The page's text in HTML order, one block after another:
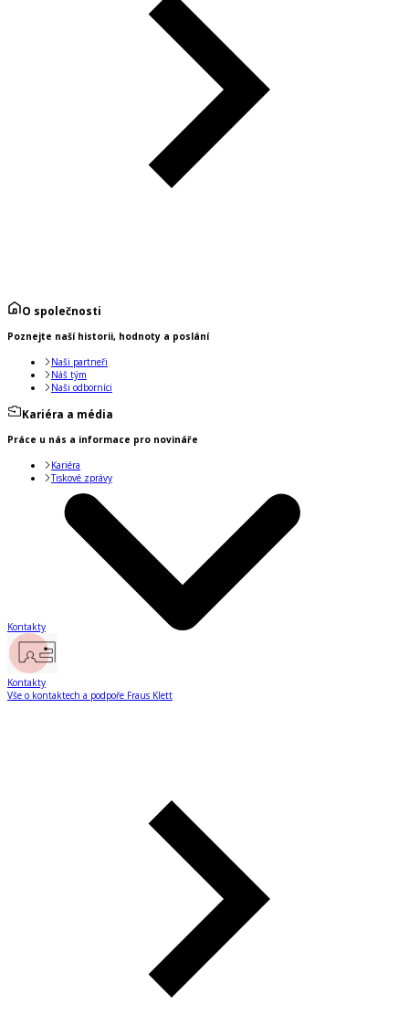
O společnosti
Poznejte naší historii, hodnoty a poslání
Naši partneři
Náš tým
Naši odborníci
Kariéra a média
Práce u nás a informace pro novináře
Kariéra
Tiskové zprávy
Kontakty
Kontakty
Vše o kontaktech a podpoře Fraus Klett